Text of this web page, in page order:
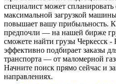
специалист может
максимальной загрузкой
повышает вашу прибыльность.
предпочли — на нашей бирже
сможете найти грузы Черкесск -
эффективно подбирает заказы
транспорта — от маломерной
Начните поиск прямо сейчас и
направлениях.